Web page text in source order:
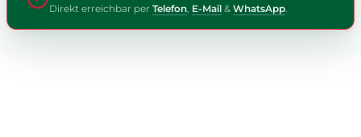
Direkt erreichbar perTelefon E-Mail &WhatsApp